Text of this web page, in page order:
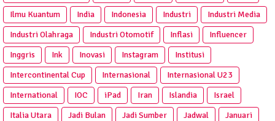
Ilmu Kuantum
India Indonesia Industri
Industri Media
Industri Olahraga
Industri Otomotif Inflasi
Influencer
Inggris
Ink Inovasi Instagram
Institusi
Intercontinental Cup
Internasional
Internasional U23
International
IOC iPad Iran Islandia
Israel
Italia Utara
Jadi Bulan Jadi Sumber Jadwal
Januari